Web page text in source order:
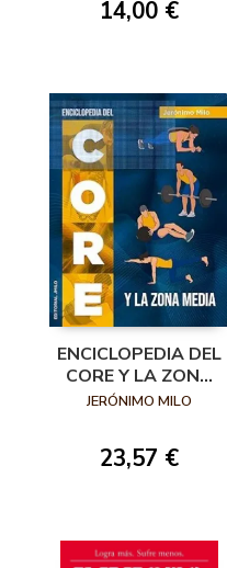
14,00 €
ENCICLOPEDIA DEL
CORE Y LA ZONA
MEDIA
JERÓNIMO MILO
23,57 €